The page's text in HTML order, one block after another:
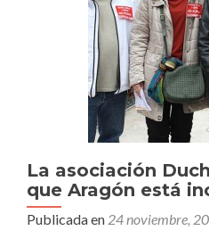
La asociación
que Aragón está
Publicada en 24 noviembre,